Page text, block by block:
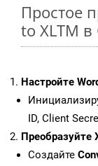
Простое
to XLTM в
Настройте
ID, Client
Преобразуйте
Создайте